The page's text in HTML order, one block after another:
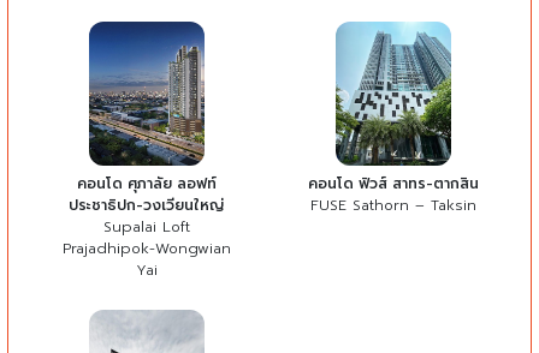
คอนโด ศุภาลัย ลอฟท์
ประชาธิปก-วงเวียนใหญ่
Supalai Loft
Prajadhipok-Wongwian
Yai
คอนโด ฟิวส์ สาทร-ตากสิน
FUSE Sathorn – Taksin